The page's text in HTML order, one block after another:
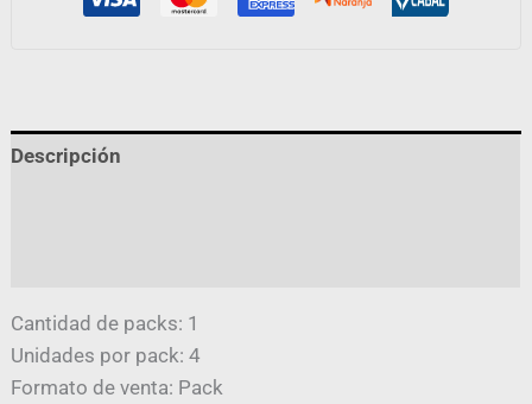
Descripción
Cantidad de packs: 1
Unidades por pack: 4
Formato de venta: Pack